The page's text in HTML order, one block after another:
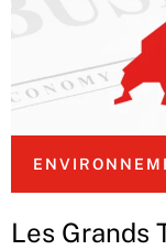
Les Grands